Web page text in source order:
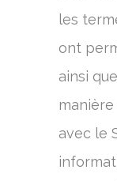
les
ont
ainsi
avec le